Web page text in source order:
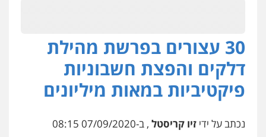
0505345826
עו"ד תמיר סולומון
0528758840
30 עצורים בפרשת מהילת
דלקים והפצת חשבוניות
פיקטיביות במאות מיליונים
נכתב על ידי זיו קריסטל , ב-07/09/2020 08:15